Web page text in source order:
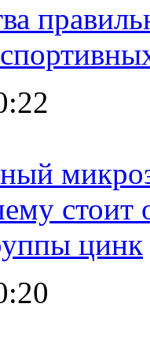
стоит
цинк